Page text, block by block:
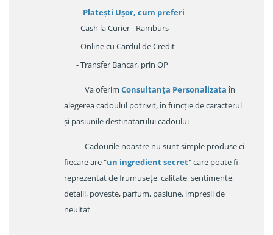
Platești Ușor, cum preferi
- Cash la Curier - Ramburs
- Online cu Cardul de Credit
- Transfer Bancar, prin OP
Va oferim Consultanța Personalizataîn
alegerea cadoulul potrivit, în funcție de caracterul
și pasiunile destinatarului cadoului
Cadourile noastre nu sunt simple produse ci
fiecare are "un ingredient secret" care poate fi
reprezentat de frumusețe, calitate, sentimente,
detalii, poveste, parfum, pasiune, impresii de
neuitat